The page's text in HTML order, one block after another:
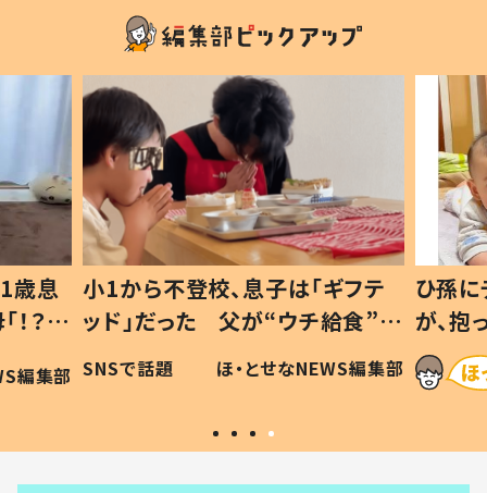
歳息
？」
編集部
小1から不登校、息子は「ギフテ
ッド」だった 父が“ウチ給食”を
作り続ける理由とは #令和の親
#令和の子
SNSで話題 ほ・とせなNEWS編集部
ひ孫
が、
「涙が
い」